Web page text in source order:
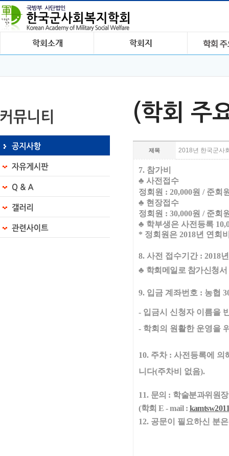
(학회 주
제목 2018년 한국군사
7. 참가비
♣ 사전접수
정회원 : 20,000원 / 준회
♣ 현장접수
정회원 : 30,000원 / 준회
♣ 학부생은 사전등록
* 정회원은 2018년 연회
8. 사전 접수기간 : 2018
♣ 학회메일로 참가신청
9. 입금 계좌번호 : 농협
- 입금시 신청자 이름을
- 학회의 원활한 운영을
10. 주차 : 사전등록에 의
니다(주차비 없음).
11. 문의 : 학술분과위원
(학회E - mail :
12. 공문이 필요하신 분